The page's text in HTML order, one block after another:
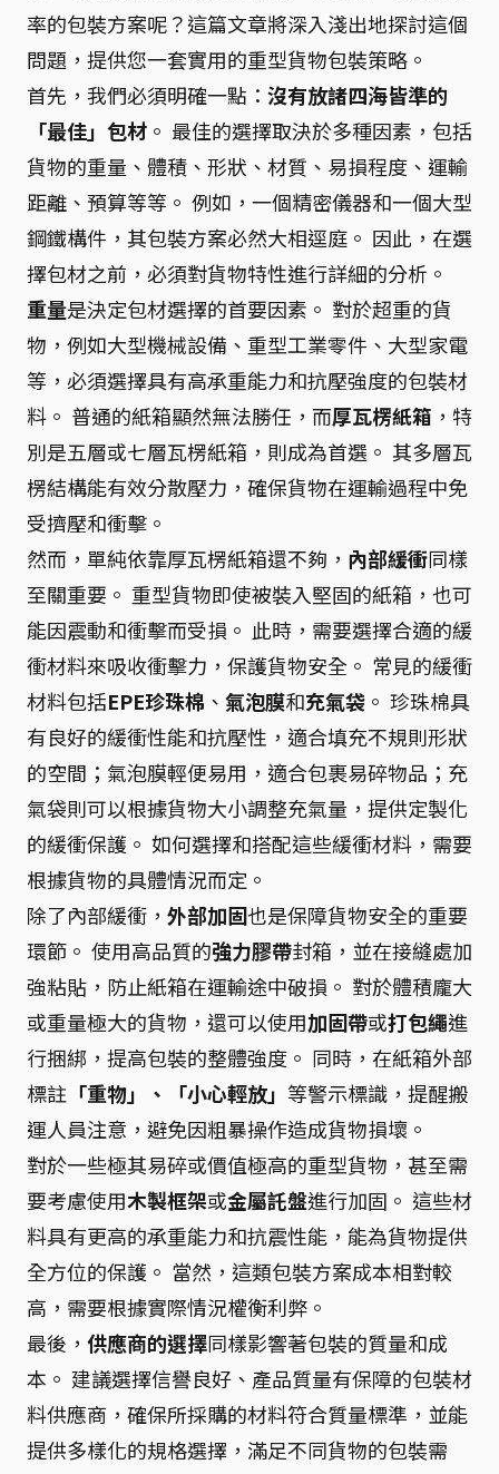
率的包裝方案呢？這篇文章將深入淺出地探討這個
問題，提供您一套實用的重型貨物包裝策略。
首先，我們必須明確一點： 沒有放諸四海皆準的
「最佳」包材 。 最佳的選擇取決於多種因素，包括
貨物的重量、體積、形狀、材質、易損程度、運輸
距離、預算等等。 例如，一個精密儀器和一個大型
鋼鐵構件，其包裝方案必然大相逕庭。 因此，在選
擇包材之前，必須對貨物特性進行詳細的分析。
重量是決定包材選擇的首要因素。 對於超重的貨
物，例如大型機械設備、重型工業零件、大型家電
等，必須選擇具有高承重能力和抗壓強度的包裝材
料。 普通的紙箱顯然無法勝任，而厚瓦楞紙箱 ，特
別是五層或七層瓦楞紙箱，則成為首選。 其多層瓦
楞結構能有效分散壓力，確保貨物在運輸過程中免
受擠壓和衝擊。
然而，單純依靠厚瓦楞紙箱還不夠， 內部緩衝同樣
至關重要。 重型貨物即使被裝入堅固的紙箱，也可
能因震動和衝擊而受損。 此時，需要選擇合適的緩
衝材料來吸收衝擊力，保護貨物安全。 常見的緩衝
材料包括EPE珍珠棉 、 氣泡膜和充氣袋 。 珍珠棉具
有良好的緩衝性能和抗壓性，適合填充不規則形狀
的空間；氣泡膜輕便易用，適合包裹易碎物品；充
氣袋則可以根據貨物大小調整充氣量，提供定製化
的緩衝保護。 如何選擇和搭配這些緩衝材料，需要
根據貨物的具體情況而定。
除了內部緩衝， 外部加固也是保障貨物安全的重要
環節。 使用高品質的強力膠帶封箱，並在接縫處加
強粘貼，防止紙箱在運輸途中破損。 對於體積龐大
或重量極大的貨物，還可以使用加固帶或打包繩進
行捆綁，提高包裝的整體強度。 同時，在紙箱外部
標註 「重物」、「小心輕放」 等警示標識，提醒搬
運人員注意，避免因粗暴操作造成貨物損壞。
對於一些極其易碎或價值極高的重型貨物，甚至需
要考慮使用木製框架或金屬託盤進行加固。 這些材
料具有更高的承重能力和抗震性能，能為貨物提供
全方位的保護。 當然，這類包裝方案成本相對較
高，需要根據實際情況權衡利弊。
最後， 供應商的選擇同樣影響著包裝的質量和成
本。 建議選擇信譽良好、產品質量有保障的包裝材
料供應商，確保所採購的材料符合質量標準，並能
提供多樣化的規格選擇，滿足不同貨物的包裝需